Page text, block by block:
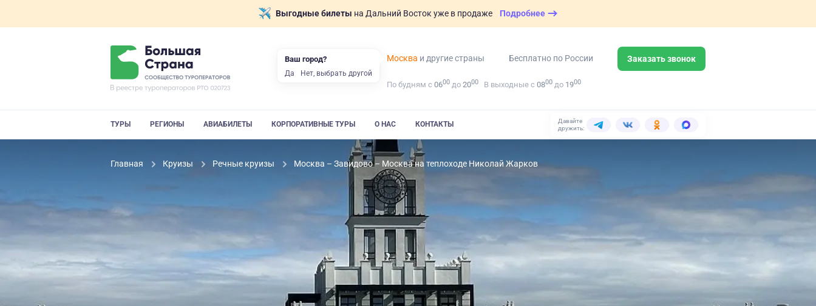
Выгодные билеты на Дальний Восток уже в продаже Подробнее
Москва и другие страны Бесплатно по России Заказать звонок
По будням с 0600 до 2000 В выходные с 0800 до 1900
ТУРЫ РЕГИОНЫ АВИАБИЛЕТЫ КОРПОРАТИВНЫЕ ТУРЫ О НАС КОНТАКТЫ
Давайте
дружить:
Главная Круизы Речные круизы Москва – Завидово – Москва на теплоходе Николай Жарков
Ваш город?
Да Нет, выбрать другой